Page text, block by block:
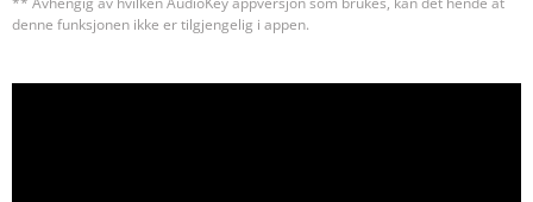
denne funksjonen ikke er tilgjengelig i appen.